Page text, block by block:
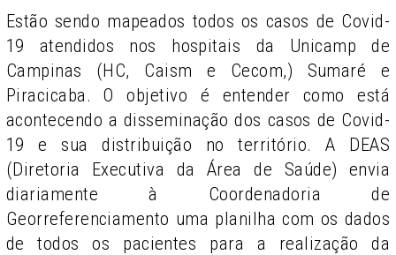
Estão sendo mapeados todos os casos de Covid-
19 atendidos nos hospitais da Unicamp de
Campinas (HC, Caism e Cecom,) Sumaré e
Piracicaba. O objetivo é entender como está
acontecendo a disseminação dos casos de Covid-
19 e sua distribuição no território. A DEAS
(Diretoria Executiva da Área de Saúde) envia
diariamente à Coordenadoria de
Georreferenciamento uma planilha com os dados
de todos os pacientes para a realização da